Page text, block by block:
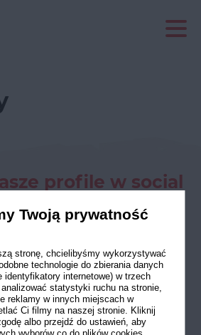
profile w social
Twoją prywatność
stronę, chcielibyśmy wykorzystywać
technologie do zbierania danych
identyfikatory internetowe) w trzech
statystyki ruchu na stronie,
reklamy w innych miejscach w
Ci filmy na naszej stronie. Kliknij
albo przejdź do ustawień, aby